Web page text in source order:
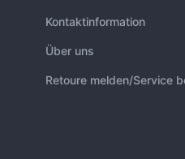
Kontaktinformation
Über uns
Retoure melden/Service